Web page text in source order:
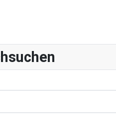
- Tag 3 - 12.5.2015